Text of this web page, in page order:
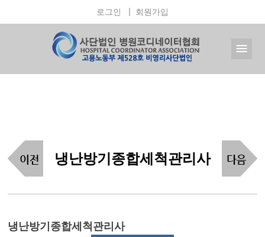
로그인 회원가입
냉난방기종합세척관리사
냉난방기종합세척관리사